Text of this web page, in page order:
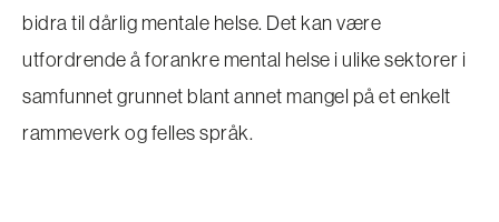
bidra til dårlig mentale helse. Det kan være
utfordrende å forankre mental helse i ulike sektorer i
samfunnet grunnet blant annet mangel på et enkelt
rammeverk og felles språk.